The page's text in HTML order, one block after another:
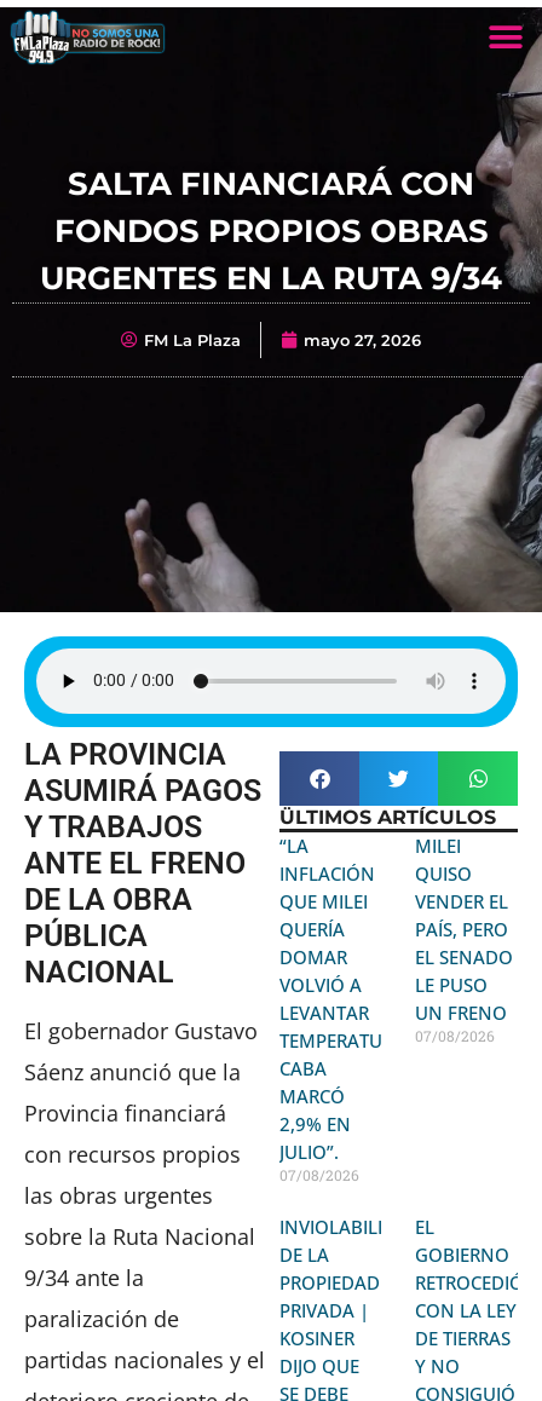
SALTA FINANCIARÁ CON
FONDOS PROPIOS OBRAS
URGENTES EN LA RUTA 9/34
FM La Plaza mayo 27, 2026
LA PROVINCIA
ASUMIRÁ PAGOS
Y TRABAJOS
ANTE EL FRENO
DE LA OBRA
PÚBLICA
NACIONAL
El gobernador Gustavo
Sáenz anunció que la
Provincia financiará
con recursos propios
las obras urgentes
sobre la Ruta Nacional
9/34 ante la
paralización de
partidas nacionales y el
ÜLTIMOS ARTÍCULOS
“LA
INFLACIÓN
QUE MILEI
QUERÍA
DOMAR
VOLVIÓ A
LEVANTAR
TEMPERATURA:
CABA
MARCÓ
2,9% EN
JULIO”.
07/08/2026
MILEI
QUISO
VENDER EL
PAÍS, PERO
EL SENADO
LE PUSO
UN FRENO
07/08/2026
INVIOLABILIDAD
DE LA
PROPIEDAD
PRIVADA |
KOSINER
DIJO QUE
SE DEBE
EL
GOBIERNO
RETROCEDIÓ
CON LA LEY
DE TIERRAS
Y NO
CONSIGUIÓ